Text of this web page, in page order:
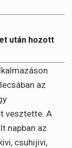
után hozott
az
vesztette. A
napban az
csuhijivi,